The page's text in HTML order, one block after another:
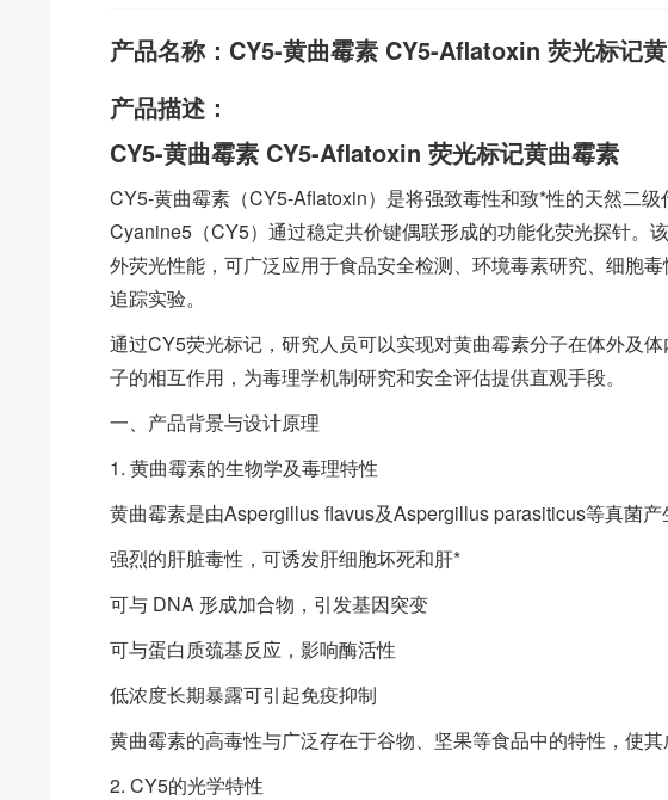
产品名称：CY5-黄曲霉素 CY5-Aflatoxin 荧光标记
产品描述：
CY5-黄曲霉素 CY5-Aflatoxin 荧光标记黄曲霉素
CY5-黄曲霉素（CY5-Aflatoxin）是将强致毒性和致*性的天然二
Cyanine5（CY5）通过稳定共价键偶联形成的功能化荧光探针。
外荧光性能，可广泛应用于食品安全检测、环境毒素研究、细胞
追踪实验。
通过CY5荧光标记，研究人员可以实现对黄曲霉素分子在体外及
子的相互作用，为毒理学机制研究和安全评估提供直观手段。
一、产品背景与设计原理
1. 黄曲霉素的生物学及毒理特性
黄曲霉素是由Aspergillus flavus及Aspergillus parasiticus等真菌
强烈的肝脏毒性，可诱发肝细胞坏死和肝*
可与 DNA 形成加合物，引发基因突变
可与蛋白质巯基反应，影响酶活性
低浓度长期暴露可引起免疫抑制
黄曲霉素的高毒性与广泛存在于谷物、坚果等食品中的特性，使
2. CY5的光学特性